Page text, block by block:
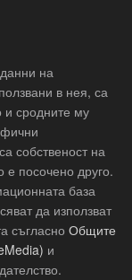
на
в нея, са
и сродните му
собственост на
посочено друго.
база
да използват
съгласно Общите
и